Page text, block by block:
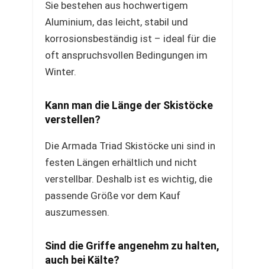
Sie bestehen aus hochwertigem
Aluminium, das leicht, stabil und
korrosionsbeständig ist – ideal für die
oft anspruchsvollen Bedingungen im
Winter.
Kann man die Länge der Skistöcke
verstellen?
Die Armada Triad Skistöcke uni sind in
festen Längen erhältlich und nicht
verstellbar. Deshalb ist es wichtig, die
passende Größe vor dem Kauf
auszumessen.
Sind die Griffe angenehm zu halten,
auch bei Kälte?